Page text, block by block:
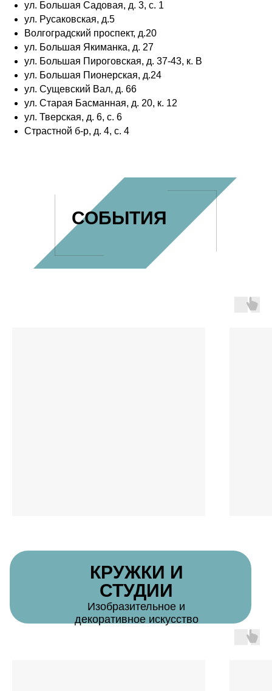
ул. Большая Садовая, д. 3, с. 1
ул. Русаковская, д.5
Волгоградский проспект, д.20
ул. Большая Якиманка, д. 27
ул. Большая Пироговская, д. 37-43, к. В
ул. Большая Пионерская, д.24
ул. Сущевский Вал, д. 66
ул. Старая Басманная, д. 20, к. 12
ул. Тверская, д. 6, с. 6
Страстной б-р, д. 4, с. 4
СОБЫТИЯ
КРУЖКИ И
СТУДИИ
Изобразительное и
декоративное искусство